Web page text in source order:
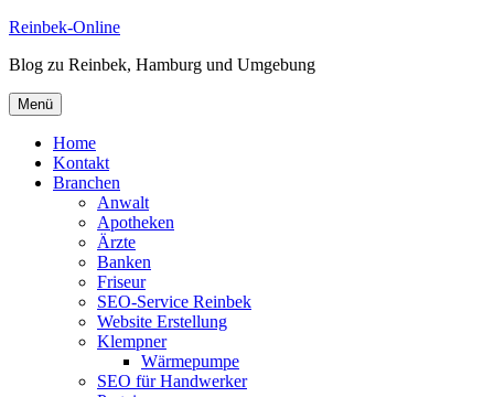
Zum
springen
Reinbek-Online
Blog zu Reinbek, Hamburg und Umgebung
Menü
Home
Kontakt
Branchen
Anwalt
Apotheken
Ärzte
Banken
Friseur
SEO-Service Reinbek
Website Erstellung
Klempner
Wärmepumpe
SEO für Handwerker